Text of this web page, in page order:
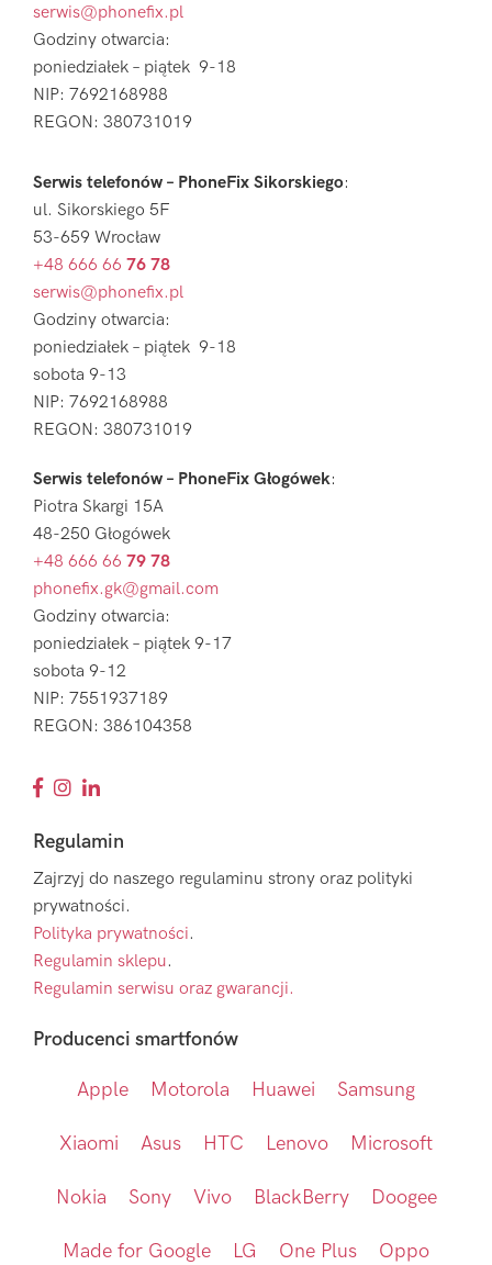
serwis@phonefix.pl
Godziny otwarcia:
poniedziałek – piątek 9-18
NIP: 7692168988
REGON: 380731019
Serwis telefonów – PhoneFix Sikorskiego:
ul. Sikorskiego 5F
53-659 Wrocław
+48 666 66 76 78
serwis@phonefix.pl
Godziny otwarcia:
poniedziałek – piątek 9-18
sobota 9-13
NIP: 7692168988
REGON: 380731019
Serwis telefonów – PhoneFix Głogówek:
Piotra Skargi 15A
48-250 Głogówek
+48 666 66 79 78
phonefix.gk@gmail.com
Godziny otwarcia:
poniedziałek – piątek 9-17
sobota 9-12
NIP: 7551937189
REGON: 386104358
Regulamin
Zajrzyj do naszego regulaminu strony oraz polityki
prywatności.
Polityka prywatności.
Regulamin sklepu.
Regulamin serwisu oraz gwarancji.
Producenci smartfonów
Apple Motorola Huawei Samsung
Xiaomi Asus HTC Lenovo Microsoft
Nokia Sony Vivo BlackBerry Doogee
Made for Google LG One Plus Oppo